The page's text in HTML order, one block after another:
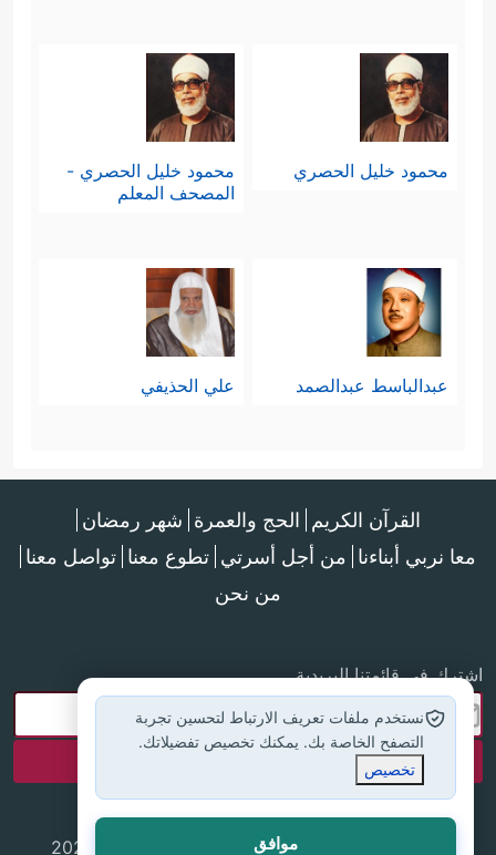
محمود خليل الحصري
محمود خليل الحصري -
المصحف المعلم
عبدالباسط عبدالصمد علي الحذيفي
القرآن الكريم الحج والعمرة شهر رمضان
معا نربي أبناءنا من أجل أسرتي تطوع معنا تواصل معنا
من نحن
اشترك في قائمتنا البريدية
جميع الحقوق محفوظة لموقع إسلام أون لاين © 2025
نستخدم ملفات تعريف الارتباط لتحسين تجربة
التصفح الخاصة بك. يمكنك تخصيص تفضيلاتك.
تخصيص
موافق